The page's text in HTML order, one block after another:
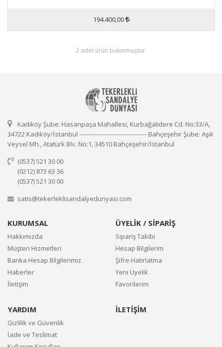
194.400,00
2 adet ürün bulunmuştur.
Kadıköy Şube: Hasanpaşa Mahallesi, Kurbağalıdere Cd. No:33/A,
34722 Kadıköy/İstanbul ---------------------------------- Bahçeşehir Şube: Aşık
Veysel Mh., Atatürk Blv. No:1, 34510 Bahçeşehir/İstanbul
(0537) 521 30 00
(0212) 873 63 36
(0537) 521 30 00
satis@tekerleklisandalyedunyasi.com
KURUMSAL
Hakkımızda
Müşteri Hizmetleri
Banka Hesap Bilgilerimiz
Haberler
İletişim
ÜYELİK / SİPARİŞ
Sipariş Takibi
Hesap Bilgilerim
Şifre Hatırlatma
Yeni Üyelik
Favorilerim
YARDIM
Gizlilik ve Güvenlik
İade ve Teslimat
İLETİŞİM